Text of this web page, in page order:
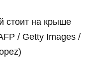
стоит на крыше
/ Getty Images /